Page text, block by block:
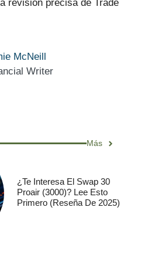
revisión precisa de Trade
McNeill
Writer
Más
¿Te Interesa El Swap 30
Proair (3000)? Lee Esto
Primero (Reseña De 2025)